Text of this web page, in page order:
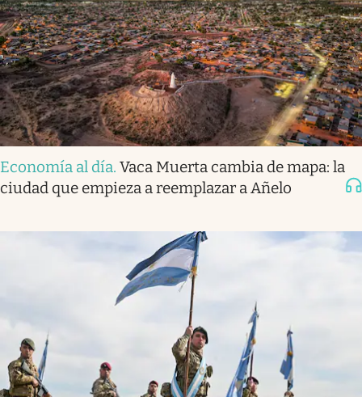
Economía al día. Vaca Muerta cambia de mapa: la
ciudad que empieza a reemplazar a Añelo